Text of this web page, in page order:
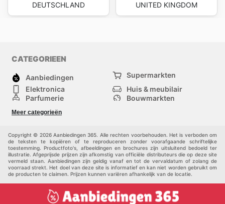
DEUTSCHLAND UNITED KINGDOM
CATEGORIEEN
Aanbiedingen
Supermarkten
Elektronica
Huis & meubilair
Parfumerie
Bouwmarkten
Kinderen
Meer categorieën
Copyright © 2026 Aanbiedingen 365. Alle rechten voorbehouden. Het is verboden om
de teksten te kopiëren of te reproduceren zonder voorafgaande schriftelijke
toestemming. Productfoto's, afbeeldingen en brochures zijn uitsluitend bedoeld ter
illustratie. Afgeprijsde prijzen zijn afkomstig van officiële distributeurs die op deze site
vermeld staan. Aanbiedingen zijn geldig vanaf en tot de vervaldatum of zolang de
voorraad strekt. Het doel van deze site is informatief en kan niet worden gebruikt om
de producten te claimen. Prijzen kunnen variëren afhankelijk van de locatie.